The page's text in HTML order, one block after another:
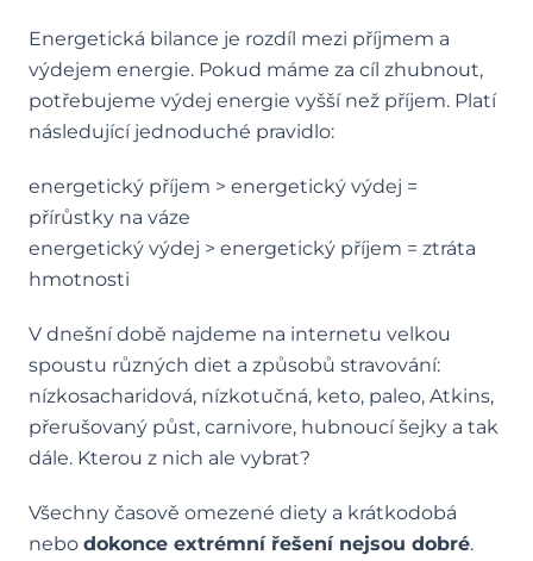
Energetická bilance je rozdíl mezi příjmem a
výdejem energie. Pokud máme za cíl zhubnout,
potřebujeme výdej energie vyšší než příjem. Platí
následující jednoduché pravidlo:
energetický příjem > energetický výdej =
přírůstky na váze
energetický výdej > energetický příjem = ztráta
hmotnosti
V dnešní době najdeme na internetu velkou
spoustu různých diet a způsobů stravování:
nízkosacharidová, nízkotučná, keto, paleo, Atkins,
přerušovaný půst, carnivore, hubnoucí šejky a tak
dále. Kterou z nich ale vybrat?
Všechny časově omezené diety a krátkodobá
nebo dokonce extrémní řešení nejsou dobré.